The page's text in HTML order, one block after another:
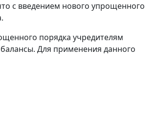
с введением нового упрощенного
порядка учредителям
Для применения данного